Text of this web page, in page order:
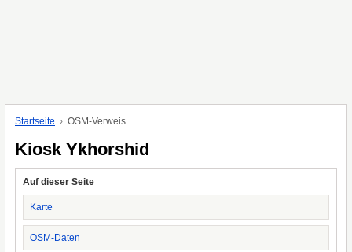
Startseite OSM-Verweis
Kiosk Ykhorshid
Auf dieser Seite
Karte
OSM-Daten